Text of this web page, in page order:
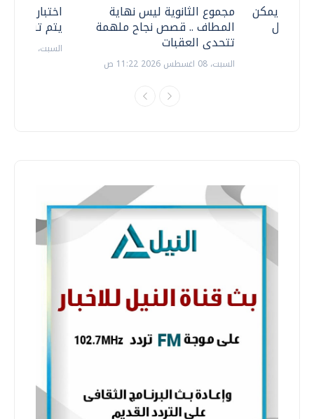
اختبارات
يتم
السبت، 18 يوليو 2026 09:22 ص
مجموع الثانوية ليس نهاية
المطاف .. قصص نجاح ملهمة
تتحدى العقبات
السبت، 08 اغسطس 2026 11:22 ص
.. هل يمكن
نتعامل